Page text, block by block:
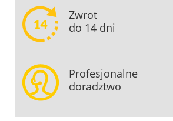
Zwrot
do 14 dni
Profesjonalne
doradztwo